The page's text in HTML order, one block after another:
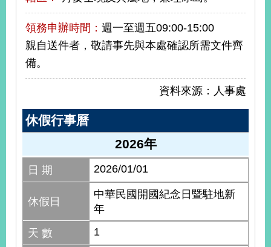
明
聯
絡
我
們
領務申辦時間： 週一至週五09:00-15:00
親自送件者，敬請事先與本處確認所需文件齊
備。
資料來源：人事處
休假行事曆
2026年
日 期 2026/01/01
休假日
中華民國開國紀念日暨駐地新
年
天 數
1